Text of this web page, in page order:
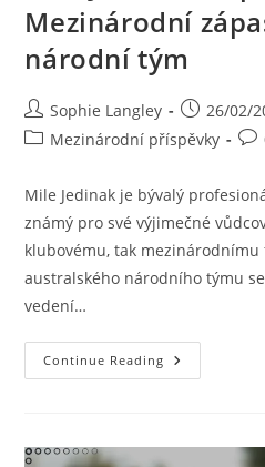
Mezinárodní
národní tým
Post
author:
Sophie Langley
Post
published:
26/02/
PostMezinárodní příspěvky
Mile Jedinak je bývalý
známý pro své výjimečné
klubovému, tak mezinárodnímu
australského národního týmu
vedení…
Continue Reading Mile
Jedinak:
Na